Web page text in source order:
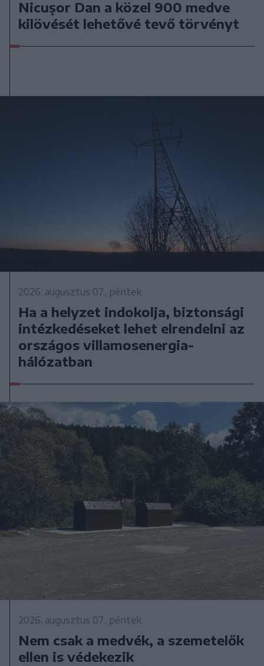
Nicușor Dan a közel 900 medve
kilövését lehetővé tevő törvényt
2026. augusztus 07., péntek
Ha a helyzet indokolja, biztonsági
intézkedéseket lehet elrendelni az
országos villamosenergia-
hálózatban
2026. augusztus 07., péntek
Nem csak a medvék, a szemetelők
ellen is védekezik